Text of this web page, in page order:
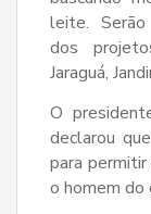
leite. Serão
dos
Jaraguá,
O
declarou
para
o homem do